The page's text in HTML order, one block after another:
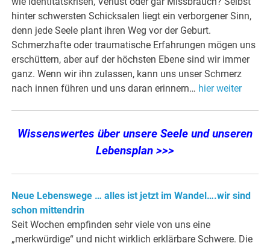
hinter schwersten Schicksalen liegt ein verborgener Sinn,
denn jede Seele plant ihren Weg vor der Geburt.
Schmerzhafte oder traumatische Erfahrungen mögen uns
erschüttern, aber auf der höchsten Ebene sind wir immer
ganz. Wenn wir ihn zulassen, kann uns unser Schmerz
nach innen führen und uns daran erinnern… hier weiter
Wissenswertes über unsere Seele und unseren
Lebensplan >>>
Neue Lebenswege … alles ist jetzt im Wandel….wir sind
schon mittendrin
Seit Wochen empfinden sehr viele von uns eine
„merkwürdige“ und nicht wirklich erklärbare Schwere. Die